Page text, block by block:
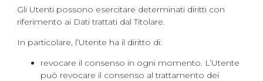
Gli Utenti possono esercitare determinati diritti con
riferimento ai Dati trattati dal Titolare.
In particolare, l’Utente ha il diritto di:
revocare il consenso in ogni momento. L’Utente
può revocare il consenso al trattamento dei